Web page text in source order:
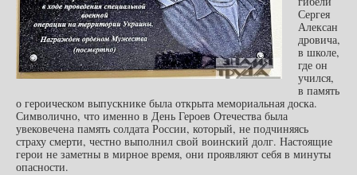
Сергея
Алексан
дровича,
в школе,
где он
учился,
в память
о героическом выпускнике была открыта мемориальная доска.
Символично, что именно в День Героев Отечества была
увековечена память солдата России, который, не подчиняясь
страху смерти, честно выполнил свой воинский долг. Настоящие
герои не заметны в мирное время, они проявляют себя в минуты
опасности.